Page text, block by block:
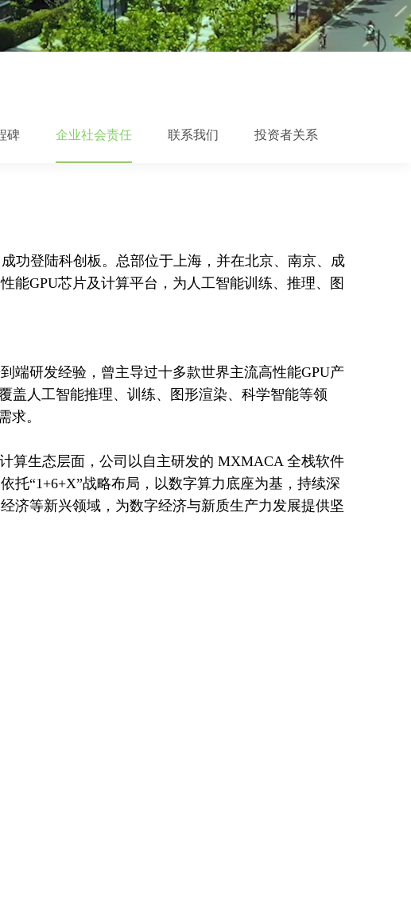
碑 企业社会责任 联系我们 投资者关系
功登陆科创板。总部位于上海，并在北京、南京、成
能GPU芯片及计算平台，为人工智能训练、推理、图
端研发经验，曾主导过十多款世界主流高性能GPU产
盖人工智能推理、训练、图形渲染、科学智能等领
求。
算生态层面，公司以自主研发的 MXMACA 全栈软件
托“1+6+X”战略布局，以数字算力底座为基，持续深
济等新兴领域，为数字经济与新质生产力发展提供坚